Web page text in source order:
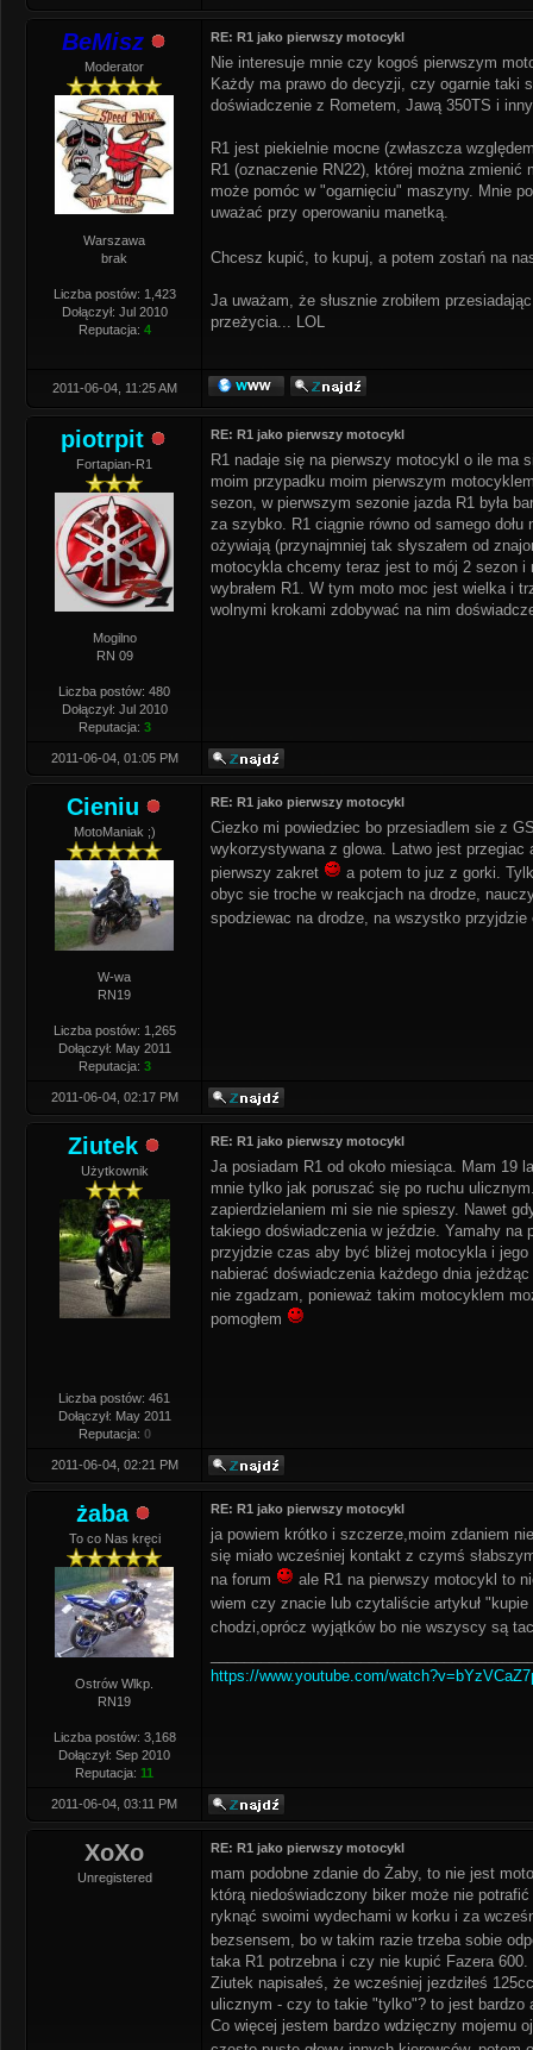
BeMisz
Moderator
Warszawa
brak
Liczba postów: 1,423
Dołączył: Jul 2010
Reputacja: 4
RE: R1 jako pierwszy motocykl
Nie interesuje mnie czy kogoś pierwszym
Każdy ma prawo do decyzji, czy ogarnie taki
doświadczenie z Rometem, Jawą 350TS i
R1 jest piekielnie mocne (zwłaszcza
R1 (oznaczenie RN22), której można
może pomóc w "ogarnięciu" maszyny. Mnie
uważać przy operowaniu manetką.
Chcesz kupić, to kupuj, a potem zostań na
Ja uważam, że słusznie zrobiłem
przeżycia... LOL
2011-06-04, 11:25 AM
piotrpit
Fortapian-R1
Mogilno
RN 09
Liczba postów: 480
Dołączył: Jul 2010
Reputacja: 3
RE: R1 jako pierwszy motocykl
R1 nadaje się na pierwszy motocykl o ile ma
moim przypadku moim pierwszym
sezon, w pierwszym sezonie jazda R1 była
za szybko. R1 ciągnie równo od samego
ożywiają (przynajmniej tak słyszałem od
motocykla chcemy teraz jest to mój 2 sezon i
wybrałem R1. W tym moto moc jest wielka i
wolnymi krokami zdobywać na nim
2011-06-04, 01:05 PM
Cieniu
MotoManiak ;)
W-wa
RN19
Liczba postów: 1,265
Dołączył: May 2011
Reputacja: 3
RE: R1 jako pierwszy motocykl
Ciezko mi powiedziec bo przesiadlem sie z
wykorzystywana z glowa. Latwo jest
pierwszy zakret
a potem to juz z gorki.
obyc sie troche w reakcjach na drodze,
spodziewac na drodze, na wszystko
2011-06-04, 02:17 PM
Ziutek
Użytkownik
Liczba postów: 461
Dołączył: May 2011
Reputacja: 0
RE: R1 jako pierwszy motocykl
Ja posiadam R1 od około miesiąca. Mam 19
mnie tylko jak poruszać się po ruchu
zapierdzielaniem mi sie nie spieszy. Nawet
takiego doświadczenia w jeździe. Yamahy na
przyjdzie czas aby być bliżej motocykla i
nabierać doświadczenia każdego dnia
nie zgadzam, ponieważ takim motocyklem
pomogłem
2011-06-04, 02:21 PM
żaba
To co Nas kręci
Ostrów Wlkp.
RN19
Liczba postów: 3,168
Dołączył: Sep 2010
Reputacja: 11
RE: R1 jako pierwszy motocykl
ja powiem krótko i szczerze,moim zdaniem
się miało wcześniej kontakt z czymś
na forum
ale R1 na pierwszy motocykl to
wiem czy znacie lub czytaliście artykuł
chodzi,oprócz wyjątków bo nie wszyscy są
https://www.youtube.com/
2011-06-04, 03:11 PM
XoXo
Unregistered
RE: R1 jako pierwszy motocykl
mam podobne zdanie do Żaby, to nie jest
którą niedoświadczony biker może nie
ryknąć swoimi wydechami w korku i za
bezsensem, bo w takim razie trzeba sobie
taka R1 potrzebna i czy nie kupić Fazera 600.
Ziutek napisałeś, że wcześniej jezdziłeś
ulicznym - czy to takie "tylko"? to jest bardzo
Co więcej jestem bardzo wdzięczny mojemu